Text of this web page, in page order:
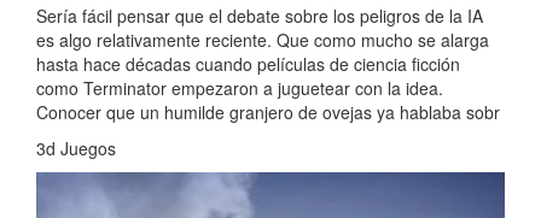
Sería fácil pensar que el debate sobre los peligros de la IA
es algo relativamente reciente. Que como mucho se alarga
hasta hace décadas cuando películas de ciencia ficción
como Terminator empezaron a juguetear con la idea.
Conocer que un humilde granjero de ovejas ya hablaba sobr
3d Juegos